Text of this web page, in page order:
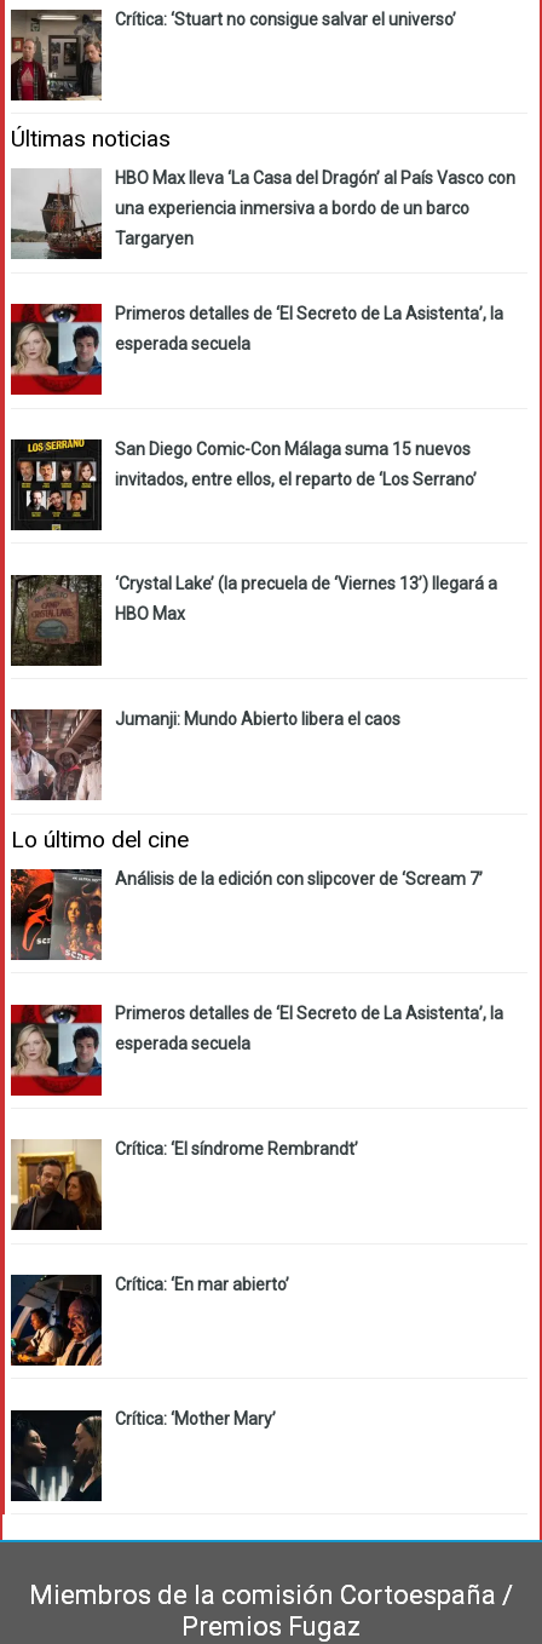
Crítica: ‘Stuart no consigue salvar el universo’
Últimas noticias
HBO Max lleva ‘La Casa del Dragón’ al País Vasco con
una experiencia inmersiva a bordo de un barco
Targaryen
Primeros detalles de ‘El Secreto de La Asistenta’, la
esperada secuela
San Diego Comic-Con Málaga suma 15 nuevos
invitados, entre ellos, el reparto de ‘Los Serrano’
‘Crystal Lake’ (la precuela de ‘Viernes 13’) llegará a
HBO Max
Jumanji: Mundo Abierto libera el caos
Lo último del cine
Análisis de la edición con slipcover de ‘Scream 7’
Primeros detalles de ‘El Secreto de La Asistenta’, la
esperada secuela
Crítica: ‘El síndrome Rembrandt’
Crítica: ‘En mar abierto’
Crítica: ‘Mother Mary’
Miembros de la comisión Cortoespaña /
Premios Fugaz